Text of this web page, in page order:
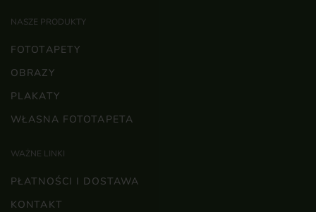
NASZE PRODUKTY
FOTOTAPETY
OBRAZY
PLAKATY
WŁASNA FOTOTAPETA
WAŻNE LINKI
PŁATNOŚCI I DOSTAWA
KONTAKT